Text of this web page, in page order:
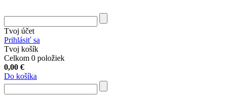
Tvoj účet
Prihlásiť sa
Tvoj košík
Celkom 0 položiek
0,00 €
Do košíka